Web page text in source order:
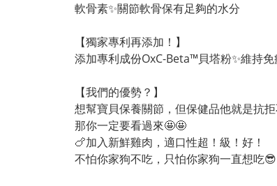
軟骨素✨關節軟骨保有足夠的水分
【獨家專利再添加！】
添加專利成份OxC-Beta™貝塔粉✨維持免
【我們的優勢？】
想幫寶貝保養關節，但保健品他就是抗拒
那你一定要看過來🤩🤩
🍗加入新鮮雞肉，適口性超！級！好！
不怕你家狗不吃，只怕你家狗一直想吃😎